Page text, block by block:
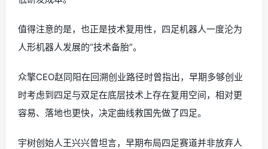
值得注意的是，也正是技术复用性，四足机器人一度沦为
人形机器人发展的“技术备胎”。
众擎CEO赵同阳在回溯创业路径时曾指出，早期多够创业
时考虑到四足与双足在底层技术上存在复用空间，相对更
容易、落地也更快，决定曲线救国先做了四足。
宇树创始人王兴兴曾坦言，早期布局四足赛道并非放弃人